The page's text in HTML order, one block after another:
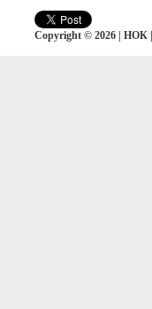
Copyright © 2026 | НОК